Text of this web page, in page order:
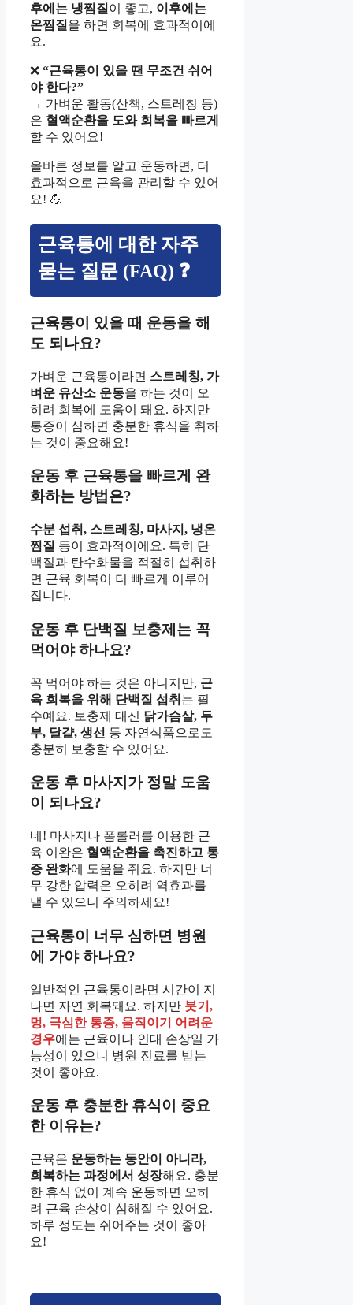
후에는 냉찜질 이 좋고, 이후에는
온찜질 을 하면 회복에 효과적이에
요.
❌ “근육통이 있을 땐 무조건 쉬어
야 한다?”
→ 가벼운 활동(산책, 스트레칭 등)
은 혈액순환을 도와 회복을 빠르게
할 수 있어요!
올바른 정보를 알고 운동하면, 더
효과적으로 근육을 관리할 수 있어
요! 💪
근육통에 대한 자주
묻는 질문 (FAQ) ❓
근육통이 있을 때 운동을 해
도 되나요?
가벼운 근육통이라면 스트레칭, 가
벼운 유산소 운동을 하는 것이 오
히려 회복에 도움이 돼요. 하지만
통증이 심하면 충분한 휴식을 취하
는 것이 중요해요!
운동 후 근육통을 빠르게 완
화하는 방법은?
수분 섭취, 스트레칭, 마사지, 냉온
찜질 등이 효과적이에요. 특히 단
백질과 탄수화물을 적절히 섭취하
면 근육 회복이 더 빠르게 이루어
집니다.
운동 후 단백질 보충제는 꼭
먹어야 하나요?
꼭 먹어야 하는 것은 아니지만, 근
육 회복을 위해 단백질 섭취 는 필
수예요. 보충제 대신 닭가슴살, 두
부, 달걀, 생선 등 자연식품으로도
충분히 보충할 수 있어요.
운동 후 마사지가 정말 도움
이 되나요?
네! 마사지나 폼롤러를 이용한 근
육 이완은 혈액순환을 촉진하고 통
증 완화에 도움을 줘요. 하지만 너
무 강한 압력은 오히려 역효과를
낼 수 있으니 주의하세요!
근육통이 너무 심하면 병원
에 가야 하나요?
일반적인 근육통이라면 시간이 지
나면 자연 회복돼요. 하지만 붓기,
멍, 극심한 통증, 움직이기 어려운
경우에는 근육이나 인대 손상일 가
능성이 있으니 병원 진료를 받는
것이 좋아요.
운동 후 충분한 휴식이 중요
한 이유는?
근육은 운동하는 동안이 아니라,
회복하는 과정에서 성장해요. 충분
한 휴식 없이 계속 운동하면 오히
려 근육 손상이 심해질 수 있어요.
하루 정도는 쉬어주는 것이 좋아
요!